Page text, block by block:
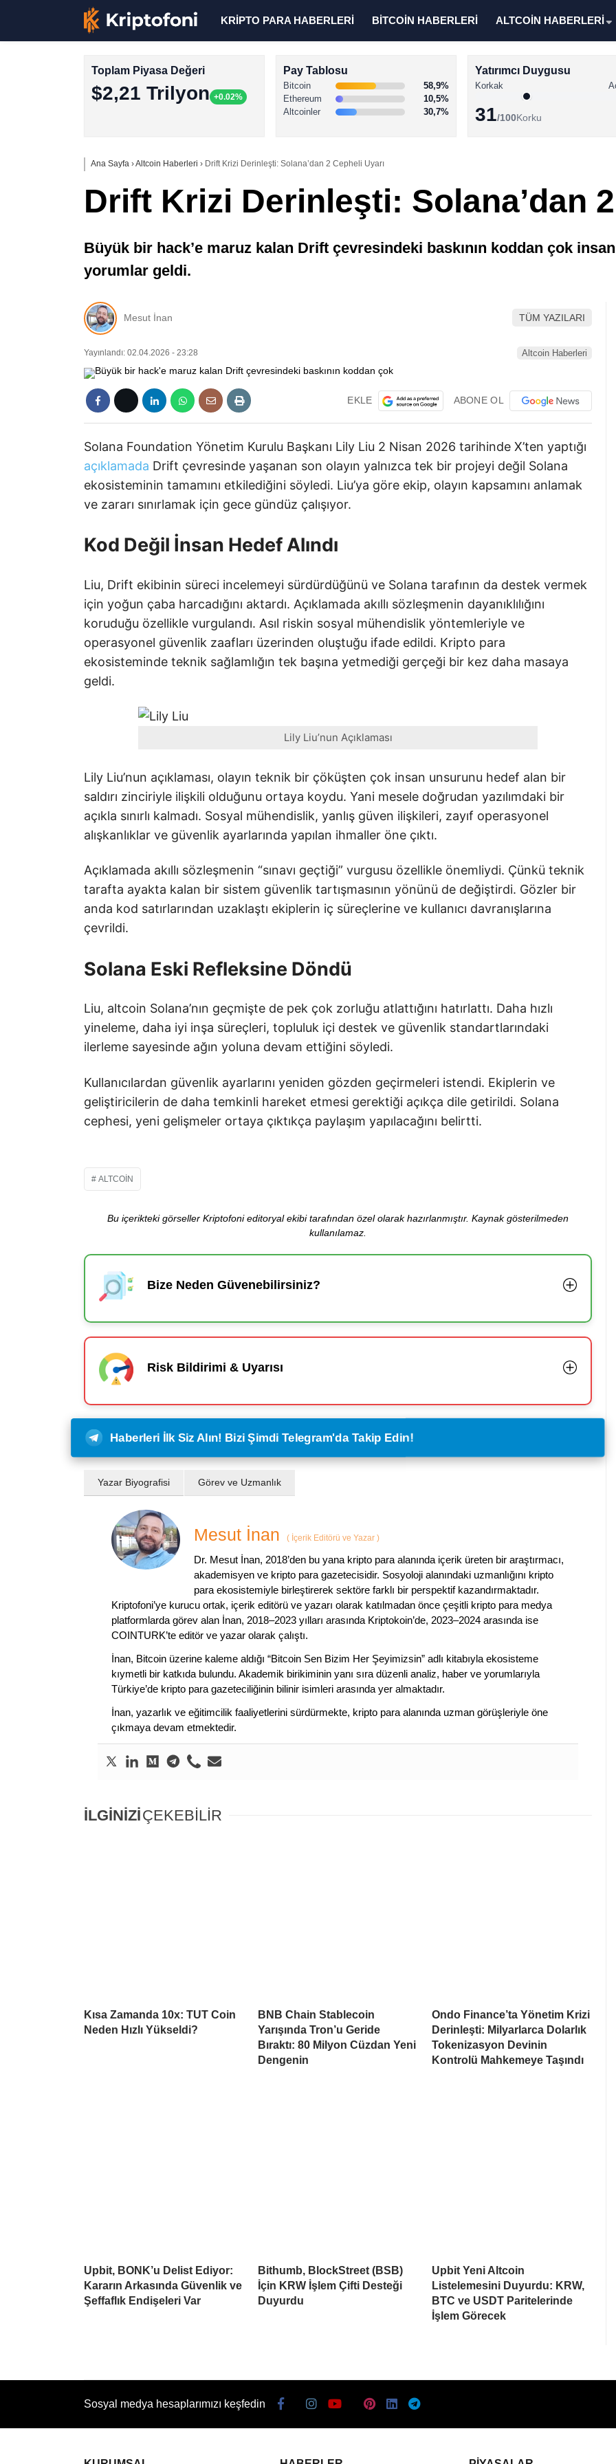
KRİPTO PARA HABERLERİ BİTCOİN HABERLERİ ALTCOİN HABERLERİ
Toplam Piyasa Değeri
$2,21 Trilyon +0.02%
Pay Tablosu
Bitcoin
58,9%
Ethereum
10,5%
Altcoinler
30,7%
Yatırımcı Duygusu
Korkak
31/100Korku
Ana Sayfa ›Altcoin Haberleri › Drift Krizi Derinleşti: Solana’dan 2 Cepheli Uyarı
Drift Krizi Derinleşti: Solana’dan
Büyük bir hack’e maruz kalan Drift çevresindeki baskının koddan çok
yorumlar geldi.
Mesut İnan TÜM YAZILARI
Yayınlandı: 02.04.2026 - 23:28 Altcoin Haberleri
EKLE ABONE OL
Solana Foundation Yönetim Kurulu Başkanı Lily Liu 2 Nisan 2026 tarihinde X’ten yaptığı
açıklamada Drift çevresinde yaşanan son olayın yalnızca tek bir projeyi değil Solana
ekosisteminin tamamını etkilediğini söyledi. Liu’ya göre ekip, olayın kapsamını anlamak
ve zararı sınırlamak için gece gündüz çalışıyor.
Kod Değil İnsan Hedef Alındı
Liu, Drift ekibinin süreci incelemeyi sürdürdüğünü ve Solana tarafının da destek vermek
için yoğun çaba harcadığını aktardı. Açıklamada akıllı sözleşmenin dayanıklılığını
koruduğu özellikle vurgulandı. Asıl riskin sosyal mühendislik yöntemleriyle ve
operasyonel güvenlik zaafları üzerinden oluştuğu ifade edildi. Kripto para
ekosisteminde teknik sağlamlığın tek başına yetmediği gerçeği bir kez daha masaya
geldi.
Lily Liu’nun Açıklaması
Lily Liu’nun açıklaması, olayın teknik bir çöküşten çok insan unsurunu hedef alan bir
saldırı zinciriyle ilişkili olduğunu ortaya koydu. Yani mesele doğrudan yazılımdaki bir
açıkla sınırlı kalmadı. Sosyal mühendislik, yanlış güven ilişkileri, zayıf operasyonel
alışkanlıklar ve güvenlik ayarlarında yapılan ihmaller öne çıktı.
Açıklamada akıllı sözleşmenin “sınavı geçtiği” vurgusu özellikle önemliydi. Çünkü teknik
tarafta ayakta kalan bir sistem güvenlik tartışmasının yönünü de değiştirdi. Gözler bir
anda kod satırlarından uzaklaştı ekiplerin iç süreçlerine ve kullanıcı davranışlarına
çevrildi.
Solana Eski Refleksine Döndü
Liu, altcoin Solana’nın geçmişte de pek çok zorluğu atlattığını hatırlattı. Daha hızlı
yineleme, daha iyi inşa süreçleri, topluluk içi destek ve güvenlik standartlarındaki
ilerleme sayesinde ağın yoluna devam ettiğini söyledi.
Kullanıcılardan güvenlik ayarlarını yeniden gözden geçirmeleri istendi. Ekiplerin ve
geliştiricilerin de daha temkinli hareket etmesi gerektiği açıkça dile getirildi. Solana
cephesi, yeni gelişmeler ortaya çıktıkça paylaşım yapılacağını belirtti.
ALTCOIN
Bu içerikteki görseller Kriptofoni editoryal ekibi tarafından özel olarak hazırlanmıştır. Kaynak gösterilmeden
kullanılamaz.
Bize Neden Güvenebilirsiniz?
Risk Bildirimi & Uyarısı
Haberleri İlk Siz Alın! Bizi Şimdi Telegram'da Takip Edin!
Yazar Biyografisi Görev ve Uzmanlık
Mesut İnan ( İçerik Editörü ve Yazar )
Dr. Mesut İnan, 2018’den bu yana kripto para alanında içerik üreten bir araştırmacı,
akademisyen ve kripto para gazetecisidir. Sosyoloji alanındaki uzmanlığını kripto
para ekosistemiyle birleştirerek sektöre farklı bir perspektif kazandırmaktadır.
Kriptofoni’ye kurucu ortak, içerik editörü ve yazarı olarak katılmadan önce çeşitli kripto para medya
platformlarda görev alan İnan, 2018–2023 yılları arasında Kriptokoin’de, 2023–2024 arasında ise
COINTURK’te editör ve yazar olarak çalıştı.
İnan, Bitcoin üzerine kaleme aldığı “Bitcoin Sen Bizim Her Şeyimizsin” adlı kitabıyla ekosisteme
kıymetli bir katkıda bulundu. Akademik birikiminin yanı sıra düzenli analiz, haber ve yorumlarıyla
Türkiye’de kripto para gazeteciliğinin bilinir isimleri arasında yer almaktadır.
İnan, yazarlık ve eğitimcilik faaliyetlerini sürdürmekte, kripto para alanında uzman görüşleriyle öne
çıkmaya devam etmektedir.
İLGİNİZİÇEKEBİLİR
Kısa Zamanda 10x: TUT Coin
Neden Hızlı Yükseldi?
BNB Chain Stablecoin
Yarışında Tron’u Geride
Bıraktı: 80 Milyon Cüzdan Yeni
Dengenin
Ondo Finance’ta Yönetim Krizi
Derinleşti: Milyarlarca Dolarlık
Tokenizasyon Devinin
Kontrolü Mahkemeye Taşındı
Upbit, BONK’u Delist Ediyor:
Kararın Arkasında Güvenlik ve
Şeffaflık Endişeleri Var
Bithumb, BlockStreet (BSB)
İçin KRW İşlem Çifti Desteği
Duyurdu
Upbit Yeni Altcoin
Listelemesini Duyurdu: KRW,
BTC ve USDT Paritelerinde
İşlem Görecek
Sosyal medya hesaplarımızı keşfedin